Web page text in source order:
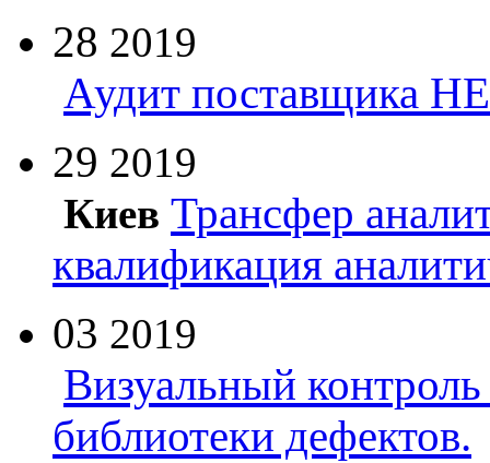
28 2019
Аудит поставщика
29 2019
Киев Трансфер
квалификация
03 2019
Визуальный контроль
библиотеки дефектов.